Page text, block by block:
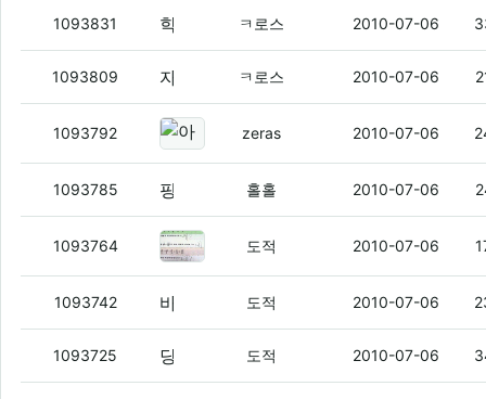
1093831 (3)
ㅋ로스 2010-07-06
1093809 (3)
ㅋ로스 2010-07-06
1093792 아근데 진짜덥다 (1)
zeras 2010-07-06
1093785 (4)
홀홀 2010-07-06
1093764 (2)
도적 2010-07-06
1093742 (6)
도적 2010-07-06
1093725 (3)
도적 2010-07-06